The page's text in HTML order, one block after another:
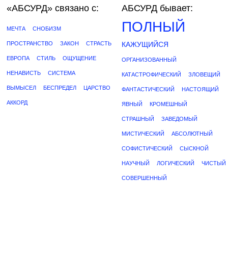
«АБСУРД» связано с:
МЕЧТА СНОБИЗМ
ПРОСТРАНСТВО ЗАКОН СТРАСТЬ
ЕВРОПА СТИЛЬ ОЩУЩЕНИЕ
НЕНАВИСТЬ СИСТЕМА
ВЫМЫСЕЛ БЕСПРЕДЕЛ ЦАРСТВО
АККОРД
АБСУРД бывает:
ПОЛНЫЙ
КАЖУЩИЙСЯ
ОРГАНИЗОВАННЫЙ
КАТАСТРОФИЧЕСКИЙ ЗЛОВЕЩИЙ
ФАНТАСТИЧЕСКИЙ НАСТОЯЩИЙ
ЯВНЫЙ КРОМЕШНЫЙ
СТРАШНЫЙ ЗАВЕДОМЫЙ
МИСТИЧЕСКИЙ АБСОЛЮТНЫЙ
СОФИСТИЧЕСКИЙ СЫСКНОЙ
НАУЧНЫЙ ЛОГИЧЕСКИЙ ЧИСТЫЙ
СОВЕРШЕННЫЙ